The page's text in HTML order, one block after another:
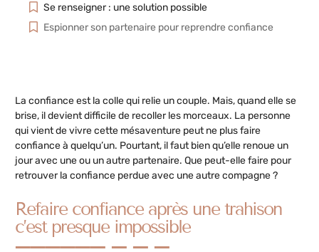
Se renseigner : une solution possible
Espionner son partenaire pour reprendre confiance
La confiance est la colle qui relie un couple. Mais, quand elle se
brise, il devient difficile de recoller les morceaux. La personne
qui vient de vivre cette mésaventure peut ne plus faire
confiance à quelqu’un. Pourtant, il faut bien qu’elle renoue un
jour avec une ou un autre partenaire. Que peut-elle faire pour
retrouver la confiance perdue avec une autre compagne ?
Refaire confiance après une trahison
c’est presque impossible